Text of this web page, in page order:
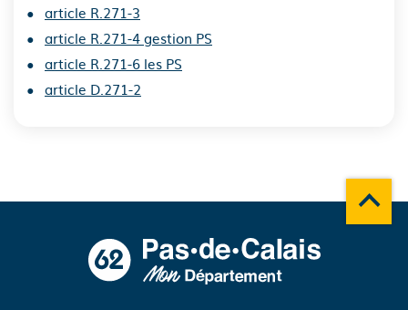
article R.271-3
article R.271-4 gestion PS
article R.271-6 les PS
article D.271-2